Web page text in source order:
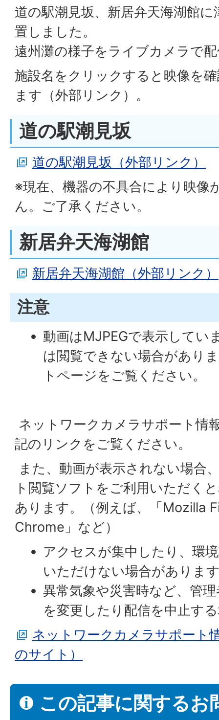
道の駅潮見坂、新居弁天海湖館
置しました。
遠州灘の様子をライブカメラで
施設名をクリックすると映像を
ます（外部リンク）。
道の駅潮見坂
道の駅潮見坂（外部リンク）
※現在、機器の不具合により映像
ん。ご了承ください。
新居弁天海湖館
新居弁天海湖館（外部リンク）
注意
動画はMJPEGで表示してい
は閲覧できない場合があり
トページをご覧ください。
ネットワークカメラサポート情
記のリンクをご覧ください。
また、動画が表示されない場合
ト閲覧ソフトをご利用いただく
あります。（例えば、「Mozilla
Chrome」など）
アクセスが集中したり、環
いただけない場合がありま
異常気象や災害時など、管
を変更したり配信を中止す
ネットワークカメラサポート
のサイト）
この記事に関するお